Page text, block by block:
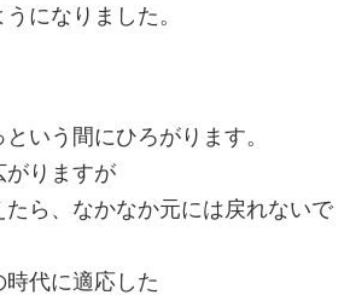
になりました。
いう間にひろがります。
がりますが
ら、なかなか元には戻れないで
代に適応した